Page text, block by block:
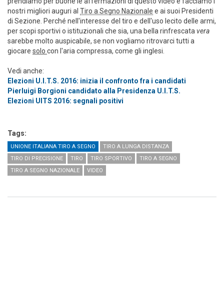
nostri migliori auguri al Tiro a Segno Nazionale e ai suoi Presidenti
di Sezione. Perché nell'interesse del tiro e dell'uso lecito delle armi,
per scopi sportivi o istituzionali che sia, una bella rinfrescata vera
sarebbe molto auspicabile, se non vogliamo ritrovarci tutti a
giocare solo con l'aria compressa, come gli inglesi.
Vedi anche:
Elezioni U.I.T.S. 2016: inizia il confronto fra i candidati
Pierluigi Borgioni candidato alla Presidenza U.I.T.S.
Elezioni UITS 2016: segnali positivi
Tags:
UNIONE ITALIANA TIRO A SEGNO
TIRO A LUNGA DISTANZA
TIRO DI PRECISIONE
TIRO TIRO SPORTIVO
TIRO A SEGNO
TIRO A SEGNO NAZIONALE
VIDEO